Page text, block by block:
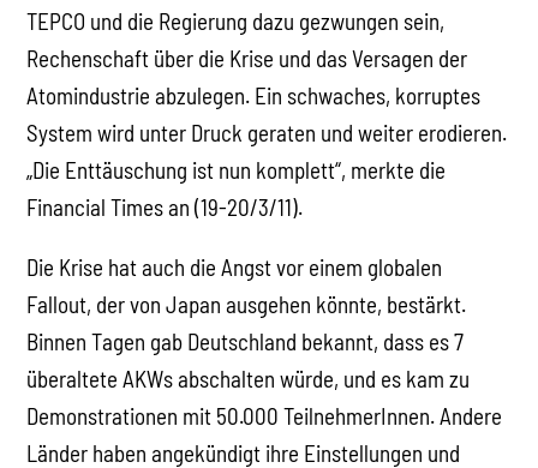
TEPCO und die Regierung dazu gezwungen sein,
Rechenschaft über die Krise und das Versagen der
Atomindustrie abzulegen. Ein schwaches, korruptes
System wird unter Druck geraten und weiter erodieren.
„Die Enttäuschung ist nun komplett“, merkte die
Financial Times an (19-20/3/11).
Die Krise hat auch die Angst vor einem globalen
Fallout, der von Japan ausgehen könnte, bestärkt.
Binnen Tagen gab Deutschland bekannt, dass es 7
überaltete AKWs abschalten würde, und es kam zu
Demonstrationen mit 50.000 TeilnehmerInnen. Andere
Länder haben angekündigt ihre Einstellungen und